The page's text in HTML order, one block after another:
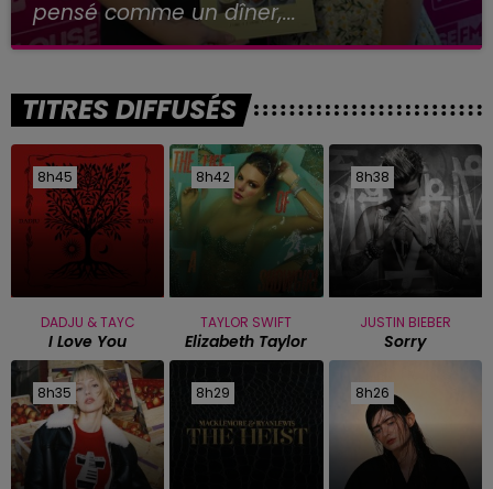
pensé comme un dîner,...
TITRES DIFFUSÉS
8h45
8h45
DADJU & TAYC
I Love You
8h42
8h42
TAYLOR SWIFT
Elizabeth Taylor
8h38
8h38
JUSTIN BIEBER
Sorry
8h35
8h35 8h29
8h29 8h26
8h26